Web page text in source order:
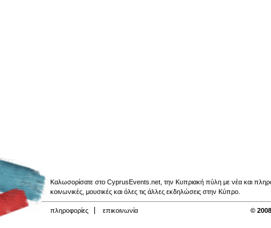
Καλωσορίσατε στο CyprusEvents.net, την Κυπριακή πύλη με νέα και
κοινωνικές, μουσικές και όλες τις άλλες εκδηλώσεις στην Κύπρο.
πληροφορίες επικοινωνία ©